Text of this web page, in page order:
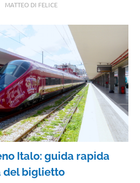
MATTEO DI FELICE
Italo: guida rapida
del biglietto